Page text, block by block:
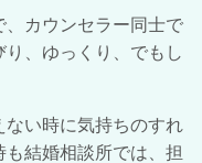
カウンセラー同士で
、ゆっくり、でもし
い時に気持ちのすれ
結婚相談所では、担